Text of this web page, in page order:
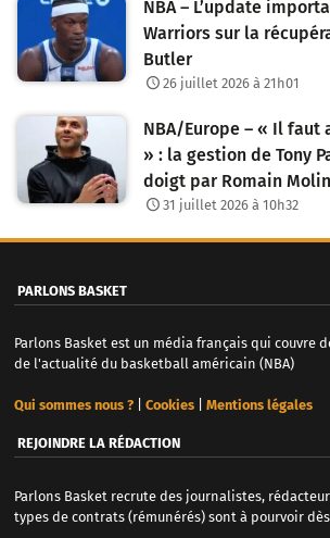
NBA – L’update
Warriors sur la
Butler
26 juillet 2026 à 21h01
NBA/Europe – « Il faut
» : la gestion de Tony
doigt par Romain
31 juillet 2026 à 10h32
PARLONS BASKET
Parlons Basket est un média français qui couvre
de l'actualité du basketball américain (NBA)
Qui sommes nous ?| Cookies| Mentions légales
REJOINDRE LA RÉDACTION
Parlons Basket recrute des journalistes,
types de contrats (rémunérés) sont à pourvoir